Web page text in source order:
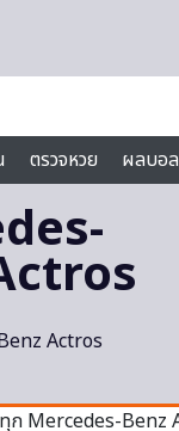
ตรวจหวย ผลบอล
Actros